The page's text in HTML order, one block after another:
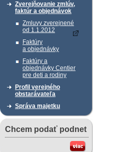
Zverejňovanie zmlúv,
faktúr a objednávok
Zmluvy zverejnené
od 1.1.2012
Faktúry
a objednávky
Faktúry a
objednávky Centier
pre deti a rodiny
Profil verejného
obstarávateľa
Správa majetku
Chcem podať podnet